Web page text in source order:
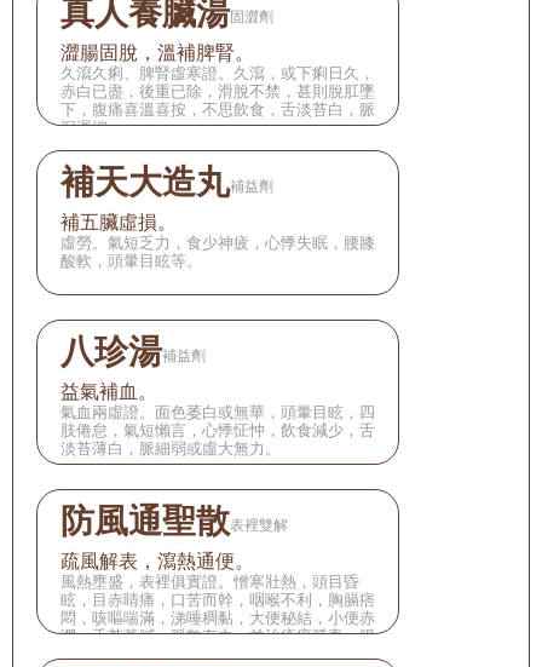
真人養臟湯固澀劑
澀腸固脫，溫補脾腎。
久瀉久痢、脾腎虛寒證。久瀉，或下痢日久，
赤白已盡，後重已除，滑脫不禁，甚則脫肛墜
下，腹痛喜溫喜按，不思飲食，舌淡苔白，脈
沉遲細。
補天大造丸補益劑
補五臟虛損。
虛勞。氣短乏力，食少神疲，心悸失眠，腰膝
酸軟，頭暈目眩等。
八珍湯補益劑
益氣補血。
氣血兩虛證。面色萎白或無華，頭暈目眩，四
肢倦怠，氣短懶言，心悸怔忡，飲食減少，舌
淡苔薄白，脈細弱或虛大無力。
防風通聖散表裡雙解
疏風解表，瀉熱通便。
風熱壅盛，表裡俱實證。憎寒壯熱，頭目昏
眩，目赤睛痛，口苦而幹，咽喉不利，胸膈痞
悶，咳嘔喘滿，涕唾稠黏，大便秘結，小便赤
澀，舌苔黃膩，脈數有力。並治瘡瘍腫毒，腸